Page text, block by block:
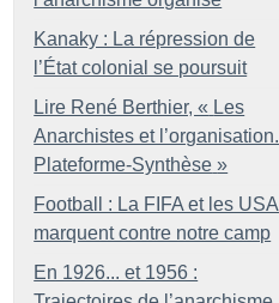
Kanaky : La répression de
l’État colonial se poursuit
Lire René Berthier, « Les
Anarchistes et l’organisation.
Plateforme-Synthèse »
Football : La FIFA et les USA
marquent contre notre camp
En 1926... et 1956 :